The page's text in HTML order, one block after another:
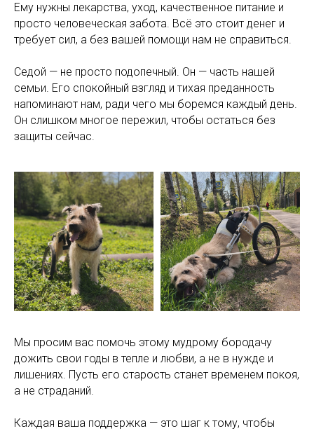
Ему нужны лекарства, уход, качественное питание и
просто человеческая забота. Всё это стоит денег и
требует сил, а без вашей помощи нам не справиться.
Седой — не просто подопечный. Он — часть нашей
семьи. Его спокойный взгляд и тихая преданность
напоминают нам, ради чего мы боремся каждый день.
Он слишком многое пережил, чтобы остаться без
защиты сейчас.
Мы просим вас помочь этому мудрому бородачу
дожить свои годы в тепле и любви, а не в нужде и
лишениях. Пусть его старость станет временем покоя,
а не страданий.
Каждая ваша поддержка — это шаг к тому, чтобы